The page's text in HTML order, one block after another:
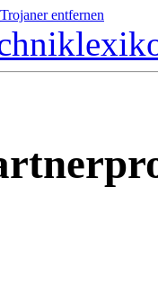
Trojaner entfernen